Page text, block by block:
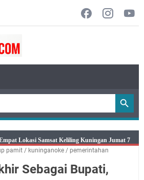
7 Agustus 2026 Mobil SIM Keliling Ada di
Sindangagung
Pagi Jumat 8 Agustus 2026: Jika Keberkahan
pamit / kuninganoke / pemerintahan
Sebagai Bupati,